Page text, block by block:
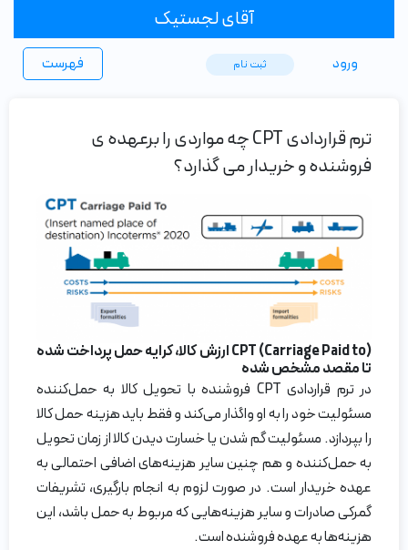
آقای لجستیک
فهرست ورود ثبت ‌نام
ترم قراردادی CPT چه مواردی را برعهده ی
فروشنده و خریدار می گذارد؟
CPT (Carriage Paid to)ارزش کالا، کرایه حملپرداخت شده
تا مقصد مشخص شده
در ترم قراردادی CPT فروشنده با تحویل کالا به حمل‌کننده
مسئولیت خود را به او واگذار می‌کند و فقط باید هزینه حمل کالا
را بپردازد. مسئولیت گم شدن یا خسارت دیدن کالا از زمان تحویل
به حمل‌کننده و هم چنین سایر هزینه‌های اضافی احتمالی به
عهده خریدار است. در صورت لزوم به انجام بارگیری، تشریفات
گمرکی صادرات و سایر هزینه‌هایی که مربوط به حمل باشد، این
هزینه‌ها به عهده فروشنده است.